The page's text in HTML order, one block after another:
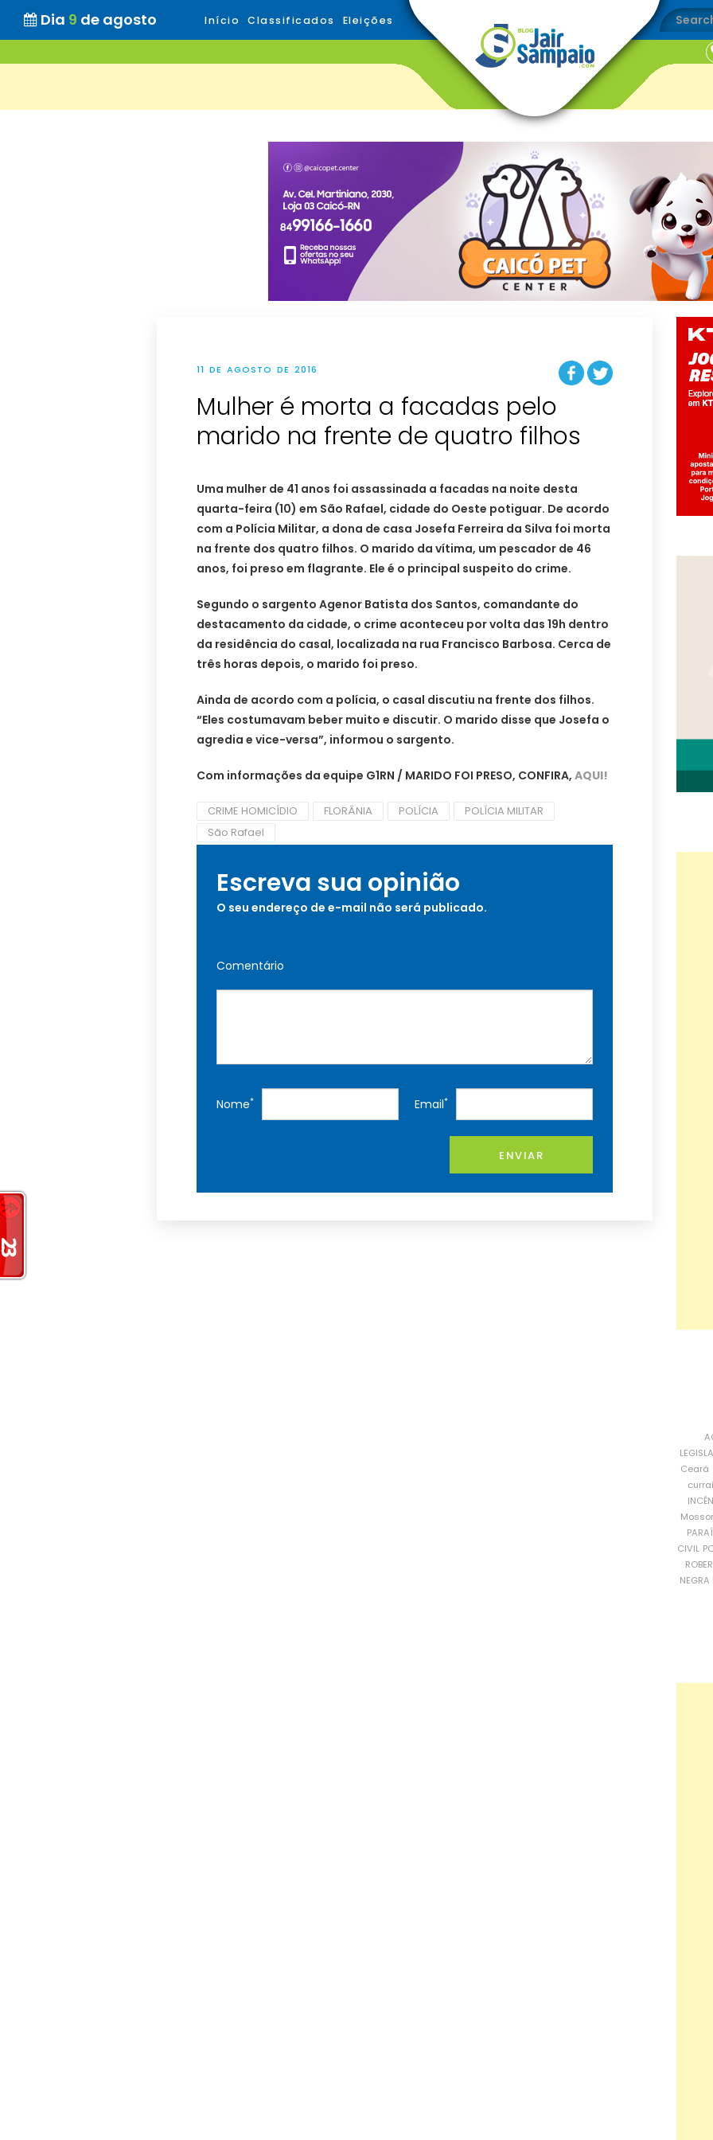
Dia 9 de agosto Início Classificados Eleições
11 DE AGOSTO DE 2016
Mulher é morta a facadas pelo
marido na frente de quatro filhos
Uma mulher de 41 anos foi assassinada a facadas na noite desta
quarta-feira (10) em São Rafael, cidade do Oeste potiguar. De acordo
com a Polícia Militar, a dona de casa Josefa Ferreira da Silva foi morta
na frente dos quatro filhos. O marido da vítima, um pescador de 46
anos, foi preso em flagrante. Ele é o principal suspeito do crime.
Segundo o sargento Agenor Batista dos Santos, comandante do
destacamento da cidade, o crime aconteceu por volta das 19h dentro
da residência do casal, localizada na rua Francisco Barbosa. Cerca de
três horas depois, o marido foi preso.
Ainda de acordo com a polícia, o casal discutiu na frente dos filhos.
“Eles costumavam beber muito e discutir. O marido disse que Josefa o
agredia e vice-versa”, informou o sargento.
Com informações da equipe G1RN / MARIDO FOI PRESO, CONFIRA, AQUI!
CRIME HOMICÍDIO FLORÂNIA POLÍCIA
POLÍCIA MILITAR
São Rafael
Escreva sua opinião
O seu endereço de e-mail não será publicado.
Comentário
Nome* Email*
ENVIAR
Ceará
CIVIL
NEGRA